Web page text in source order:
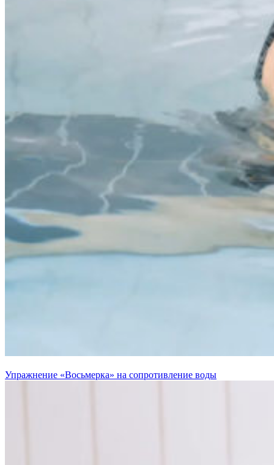
Упражнение «Восьмерка» на сопротивление воды